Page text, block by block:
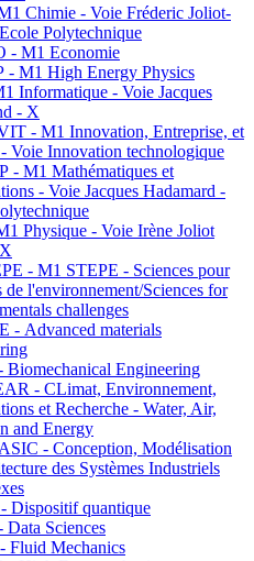
Chimie - Voie Fréderic Joliot-
Polytechnique
- M1 Economie
- M1 High Energy Physics
Informatique - Voie Jacques
- X
- M1 Innovation, Entreprise, et
Voie Innovation technologique
- M1 Mathématiques et
- Voie Jacques Hadamard -
Physique - Voie Irène Joliot
- M1 STEPE - Sciences pour
de l'environnement/Sciences for
challenges
- Advanced materials
Biomechanical Engineering
- CLimat, Environnement,
et Recherche - Water, Air,
and Energy
- Conception, Modélisation
des Systèmes Industriels
Dispositif quantique
Sciences
Fluid Mechanics